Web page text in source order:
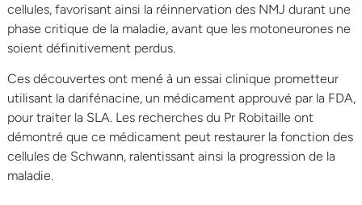
cellules, favorisant ainsi la réinnervation des NMJ durant une
phase critique de la maladie, avant que les motoneurones ne
soient définitivement perdus.
Ces découvertes ont mené à un essai clinique prometteur
utilisant la darifénacine, un médicament approuvé par la FDA,
pour traiter la SLA. Les recherches du Pr Robitaille ont
démontré que ce médicament peut restaurer la fonction des
cellules de Schwann, ralentissant ainsi la progression de la
maladie.